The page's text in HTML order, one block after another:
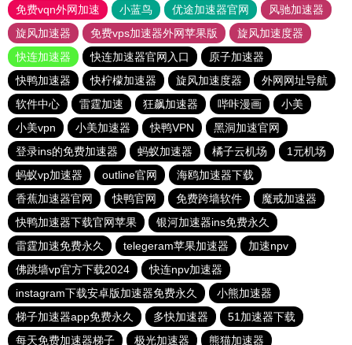
免费vqn外网加速
小蓝鸟 优途加速器官网
风驰加速器
旋风加速器
免费vps加速器外网苹果版
旋风加速度器
快连加速器
快连加速器官网入口
原子加速器
快鸭加速器
快柠檬加速器 旋风加速度器
外网网址导航
软件中心
雷霆加速 狂飙加速器 哔咔漫画
小美
小美vpn
小美加速器 快鸭VPN
黑洞加速官网
登录ins的免费加速器
蚂蚁加速器 橘子云机场
1元机场
蚂蚁vp加速器
outline官网
海鸥加速器下载
香蕉加速器官网
快鸭官网 免费跨墙软件
魔戒加速器
快鸭加速器下载官网苹果
银河加速器ins免费永久
雷霆加速免费永久
telegeram苹果加速器
加速npv
佛跳墙vp官方下载2024
快连npv加速器
instagram下载安卓版加速器免费永久
小熊加速器
梯子加速器app免费永久
多快加速器
51加速器下载
每天免费加速器梯子
极光加速器 熊猫加速器